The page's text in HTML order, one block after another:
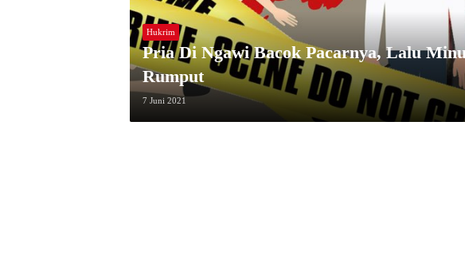
Hukrim
Pria Di Ngawi Bacok Pacarnya, Lalu
Rumput
7 Juni 2021